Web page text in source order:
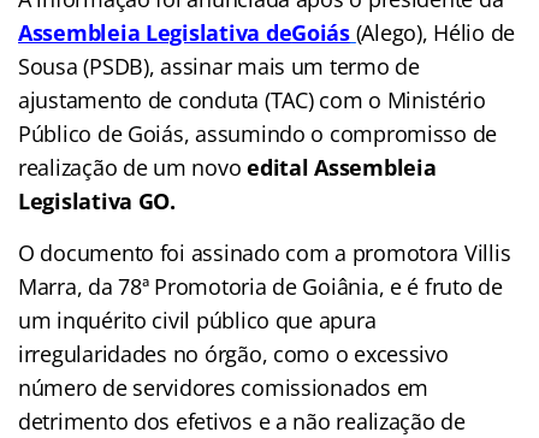
Assembleia Legislativa deGoiás (Alego), Hélio de
Sousa (PSDB), assinar mais um termo de
ajustamento de conduta (TAC) com o Ministério
Público de Goiás, assumindo o compromisso de
realização de um novoedital Assembleia
Legislativa GO.
O documento foi assinado com a promotora Villis
Marra, da 78ª Promotoria de Goiânia, e é fruto de
um inquérito civil público que apura
irregularidades no órgão, como o excessivo
número de servidores comissionados em
detrimento dos efetivos e a não realização de